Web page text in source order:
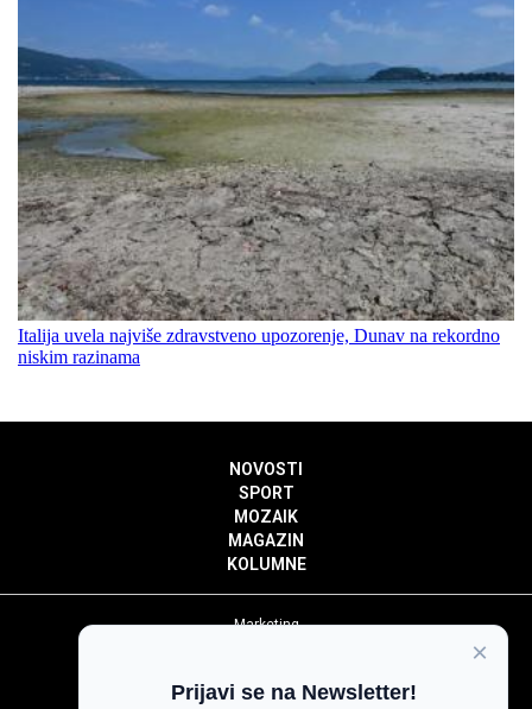
Italija uvela najviše zdravstveno upozorenje, Dunav na rekordno
niskim razinama
NOVOSTI
SPORT
MOZAIK
MAGAZIN
KOLUMNE
Marketing
Impressum
×
Prijavi se na Newsletter!